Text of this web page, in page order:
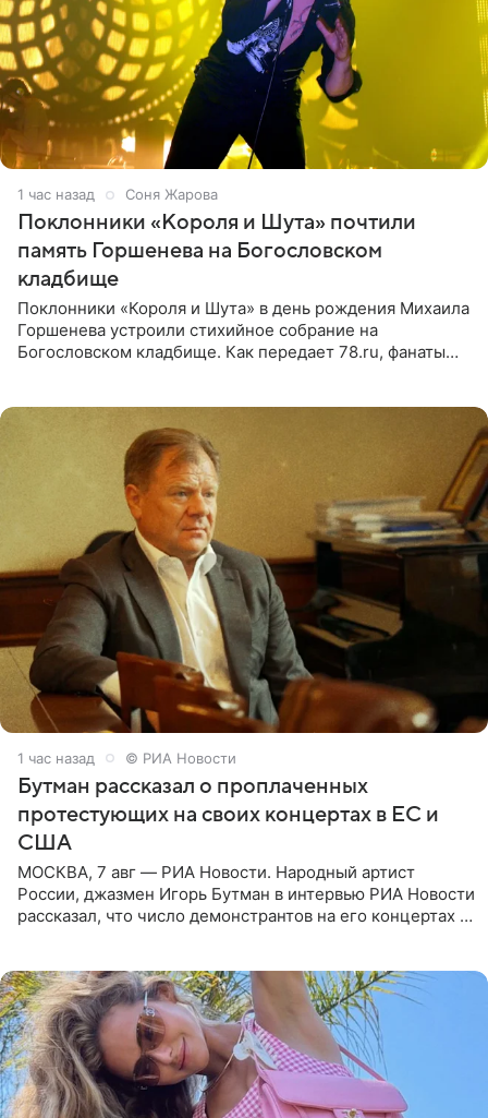
1 час назад Соня Жарова
Поклонники «Короля и Шута» почтили
память Горшенева на Богословском
кладбище
Поклонники «Короля и Шута» в день рождения Михаила
Горшенева устроили стихийное собрание на
Богословском кладбище. Как передает 78.ru, фанаты
1 час назад © РИА Новости
Бутман рассказал о проплаченных
протестующих на своих концертах в ЕС и
США
МОСКВА, 7 авг — РИА Новости. Народный артист
России, джазмен Игорь Бутман в интервью РИА Новости
рассказал, что число демонстрантов на его концертах в